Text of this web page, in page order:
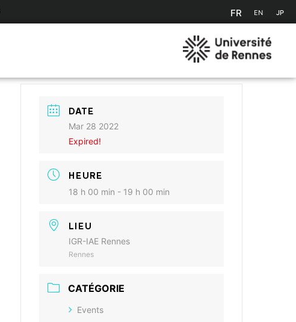
FR EN JP
DATE
Mar 28 2022
Expired!
HEURE
18 h 00 min - 19 h 00 min
LIEU
IGR-IAE Rennes
Rennes
CATÉGORIE
Events